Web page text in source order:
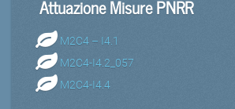
Attuazione Misure PNRR
M2C4 – I4.1
M2C4-I4.2_057
M2C4-I4.4